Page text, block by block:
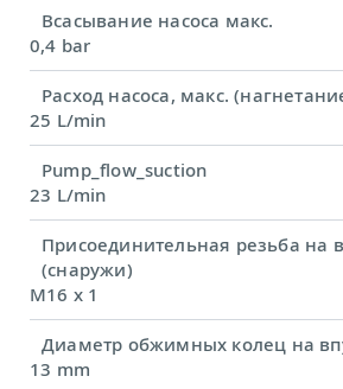
Всасывание насоса макс.
0,4 bar
Расход насоса, макс.
25 L/min
Pump_flow_suction
23 L/min
Присоединительная резьба на
(снаружи)
M16 x 1
Диаметр обжимных колец на
13 mm